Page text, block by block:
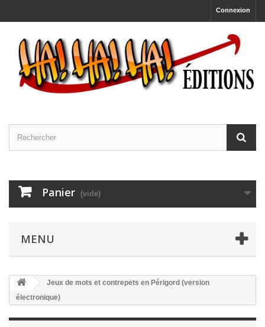
Connexion
Panier (vide)
MENU
Jeux de mots et contrepets en Périgord (version
électronique)